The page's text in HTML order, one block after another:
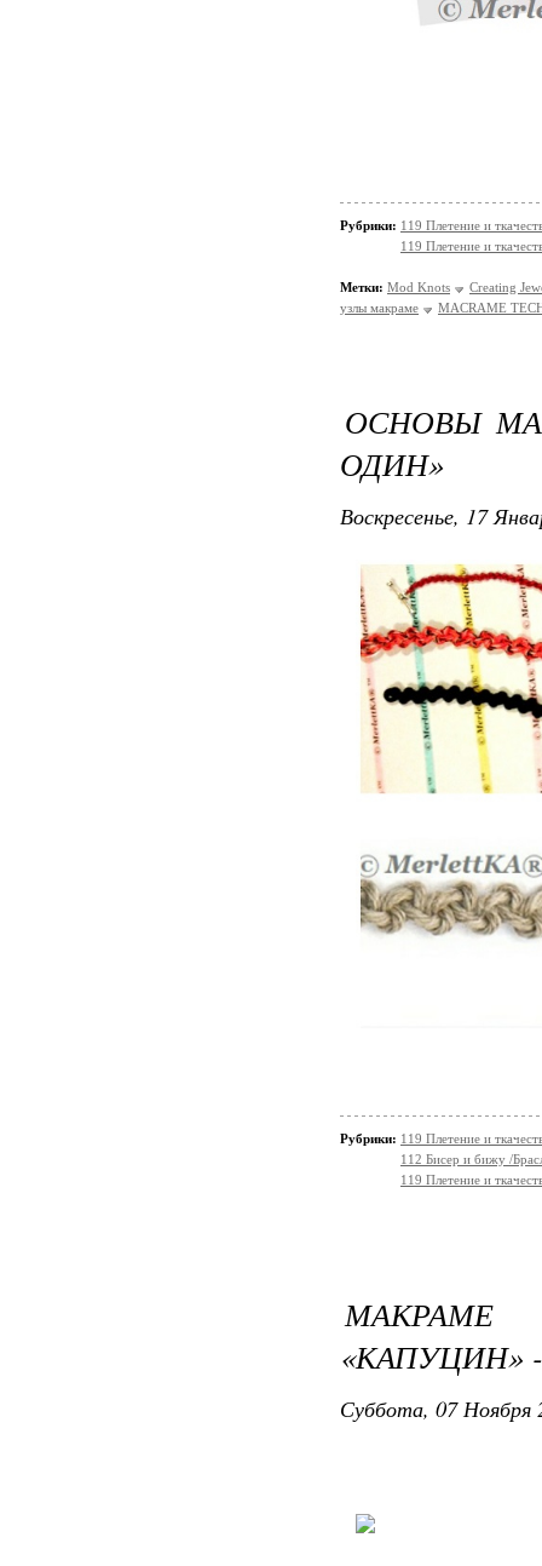
Рубрики: 119 Плетение и
119 Плетение и
Метки: Mod Knots
Creating
узлы макраме
MACRAME
ОСНОВЫ
ОДИН»
Воскресенье, 17
Рубрики: 119 Плетение и
112 Бисер и бижу /
119 Плетение и
«КАПУЦИН»
Суббота, 07 Ноября